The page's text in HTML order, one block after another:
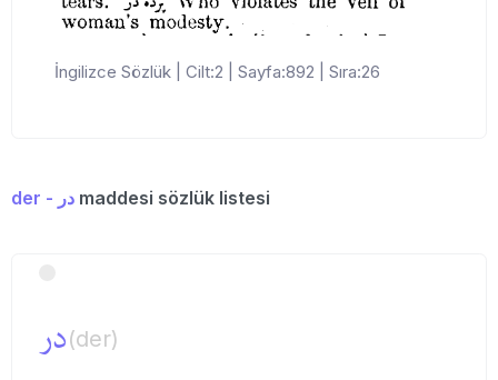
İngilizce Sözlük | Cilt:2 | Sayfa:892 | Sıra:26
der - در maddesi sözlük listesi
در(der)